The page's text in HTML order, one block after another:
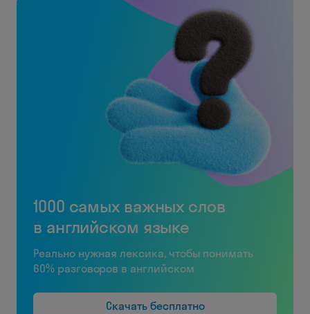
1000 самых важных слов
в английском языке
Реально нужная лексика, чтобы понимать
60% разговоров в английском
Скачать бесплатно